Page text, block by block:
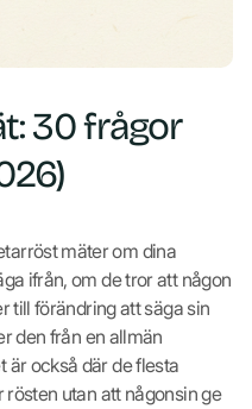
30 frågor
mäter om dina
ifrån, om de tror att någon
till förändring att säga sin
den från en allmän
är också där de flesta
utan att någonsin ge